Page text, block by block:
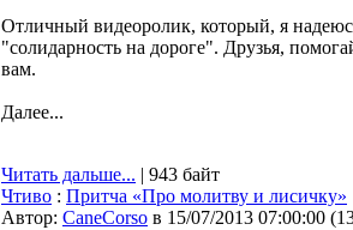
Отличный видеоролик, который, я
"солидарность на дороге". Друзья,
вам.
Далее...
Читать дальше... | 943 байт
Чтиво : Притча «Про молитву и лисичку»
Автор: CaneCorso в 15/07/2013 07:00:00 (